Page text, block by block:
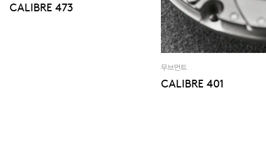
CALIBRE 473
무브먼트
CALIBRE 401